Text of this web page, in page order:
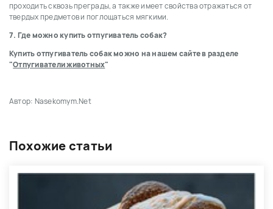
проходить сквозь преграды, а также имеет свойства отражаться от
твердых предметов и поглощаться мягкими.
7. Где можно купить отпугиватель собак?
Купить отпугиватель собак можно на нашем сайте в разделе
"Отпугиватели животных"
Автор: Nasekomym.Net
Похожие статьи